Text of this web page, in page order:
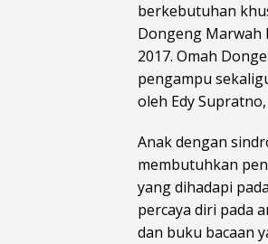
berkebutuhan
Dongeng Marwah
2017. Omah
pengampu
oleh Edy
Anak dengan
membutuhkan
yang dihadapi
percaya diri pada
dan buku bacaan